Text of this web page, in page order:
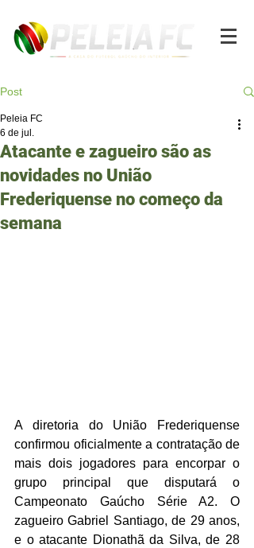
Post
Atacante e zagueiro são as
novidades no União
Frederiquense no começo da
semana
Peleia FC
6 de jul.
A diretoria do União Frederiquense
confirmou oficialmente a contratação de
mais dois jogadores para encorpar o
grupo principal que disputará o
Campeonato Gaúcho Série A2. O
zagueiro Gabriel Santiago, de 29 anos,
e o atacante Dionathã da Silva, de 28